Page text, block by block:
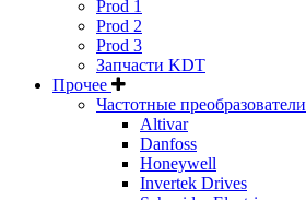
Prod 1
Prod 2
Prod 3
Запчасти KDT
Прочее
Частотные преобразователи
Altivar
Danfoss
Honeywell
Invertek Drives